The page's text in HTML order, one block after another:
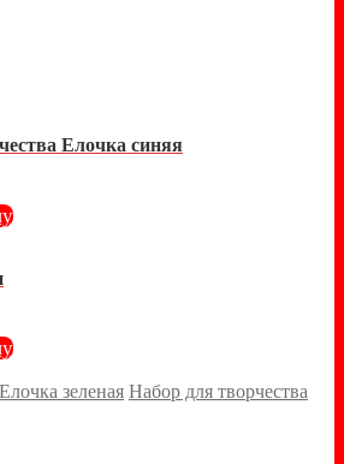
Елочка синяя
зеленая Набор для творчества